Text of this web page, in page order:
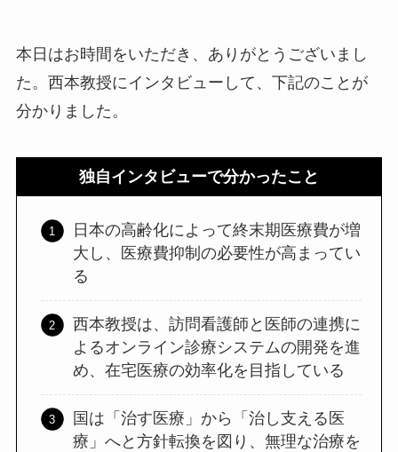
本日はお時間をいただき、ありがとうございまし
た。西本教授にインタビューして、下記のことが
分かりました。
独自インタビューで分かったこと
日本の高齢化によって終末期医療費が増
大し、医療費抑制の必要性が高まってい
る
西本教授は、訪問看護師と医師の連携に
よるオンライン診療システムの開発を進
め、在宅医療の効率化を目指している
国は「治す医療」から「治し支える医
療」へと方針転換を図り、無理な治療を